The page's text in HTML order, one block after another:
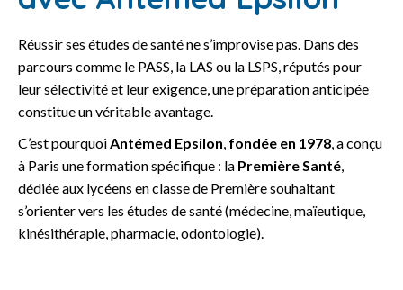
Réussir ses études de santé ne s’improvise pas. Dans des
parcours comme le PASS, la LAS ou la LSPS, réputés pour
leur sélectivité et leur exigence, une préparation anticipée
constitue un véritable avantage.
C’est pourquoiAntémed Epsilon, fondée en 1978, a conçu
à Paris une formation spécifique : la Première Santé,
dédiée aux lycéens en classe de Première souhaitant
s’orienter vers les études de santé (médecine, maïeutique,
kinésithérapie, pharmacie, odontologie).